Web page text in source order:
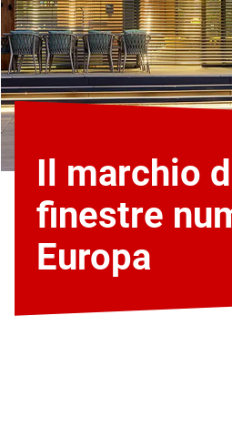
Il marchio
finestre
Europa